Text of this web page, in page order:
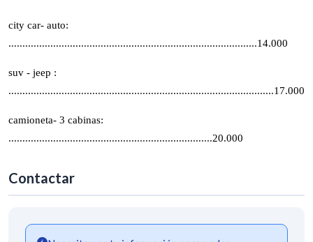
city car- auto:
.........................................................................................14.000
suv - jeep :
...............................................................................................17.000
camioneta- 3 cabinas:
.........................................................................20.000
Contactar